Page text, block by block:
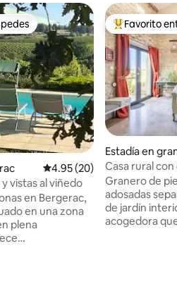
preferido
Calificación promedio: 4.95
4.95 (20)
y vistas al viñedo
en Bergerac,
en una zona
plena
Favorito
Favorito
Estadía en
t-Clotte
Casa rural
spa privado
Granero de
adosadas
de jardín
acogedora